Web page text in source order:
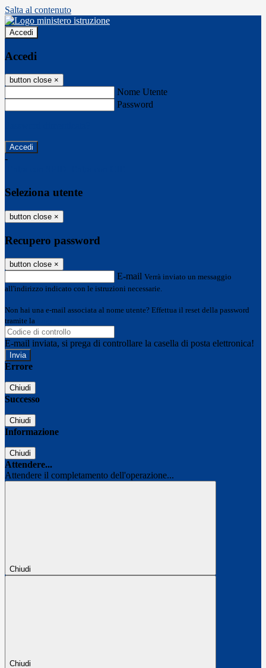
Salta al contenuto
Accedi
Accedi
button close ×
Nome Utente
Password
-
Seleziona utente
button close ×
Recupero password
button close ×
E-mail Verrà inviato un messaggio
all'indirizzo indicato con le istruzioni necessarie.
Non hai una e-mail associata al nome utente? Effettua il reset della password
tramite la
E-mail inviata, si prega di controllare la casella di posta elettronica!
Errore
Chiudi
Successo
Chiudi
Informazione
Chiudi
Attendere...
Attendere il completamento dell'operazione...
Chiudi
Chiudi